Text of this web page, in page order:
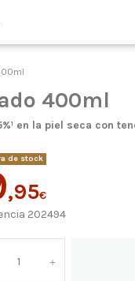
400ml
en la piel seca con
de stock
,95€
202494